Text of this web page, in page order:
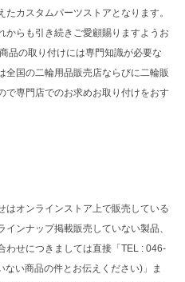
カスタムパーツストアとなります。
からも引き続きご愛顧賜りますようお
品の取り付けには専門知識が必要な
全国の二輪用品販売店ならびに二輪販
で専門店でのお求めお取り付けをおす
はオンラインストア上で販売している
ンナップ掲載販売していない製品、
わせにつきましては直接「TEL : 046-
い商品の件とお伝えください)」ま